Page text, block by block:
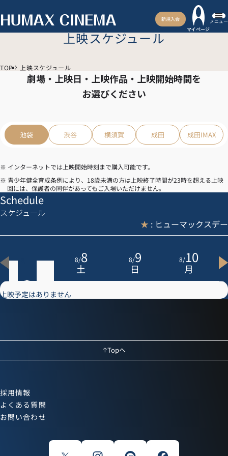
新規入会
マイページ
メニュー
上映スケジュール
TOP 上映スケジュール
劇場・上映日・上映作品・上映開始時間を
お選びください
池袋 渋谷 横須賀 成田 成田IMAX
※ インターネットでは上映開始時刻まで購入可能です。
※ 青少年健全育成条例により、18歳未満の方は上映終了時間が23時を超える上映
回には、保護者の同伴があってもご入場いただけません。
Schedule
スケジュール
★ : ヒューマックスデー
8/8
土
8/9
日
8/10
月
上映予定はありません
Topへ
採用情報
よくある質問
お問い合わせ